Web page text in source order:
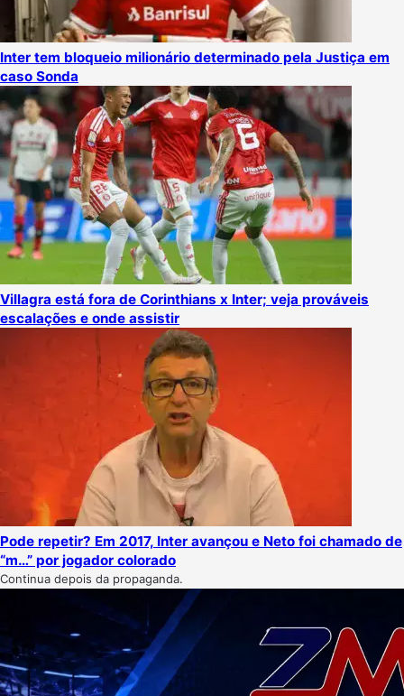
Inter tem bloqueio milionário determinado pela Justiça em
caso Sonda
Villagra está fora de Corinthians x Inter; veja prováveis
escalações e onde assistir
Pode repetir? Em 2017, Inter avançou e Neto foi chamado de
“m…” por jogador colorado
Continua depois da propaganda.